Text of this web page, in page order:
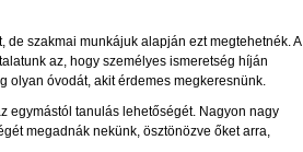
szakmai munkájuk alapján ezt megtehetnék. A
az, hogy személyes ismeretség híján
olyan óvodát, akit érdemes megkeresnünk.
egymástól tanulás lehetőségét. Nagyon nagy
megadnák nekünk, ösztönözve őket arra,